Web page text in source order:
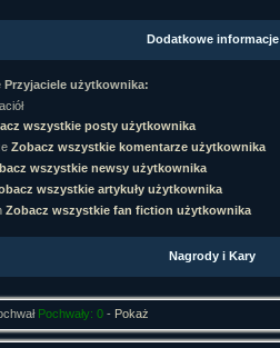
3,327
4,170
Dodatkowe informacje
Przyjaciele użytkownika:
wszystkie posty użytkownika
Zobacz wszystkie komentarze użytkownika
wszystkie newsy użytkownika
wszystkie artykuły użytkownika
Zobacz wszystkie fan fiction użytkownika
Nagrody i Kary
Pochwały: 0- Pokaż